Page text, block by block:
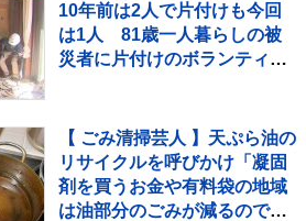
10年前は2人で片付けも今回
は1人 81歳一人暮らしの被
災者に片付けのボランティア
【 ごみ清掃芸人 】天ぷら油の
リサイクルを呼びかけ「凝固
剤を買うお金や有料袋の地域
は油部分のごみが減るので、